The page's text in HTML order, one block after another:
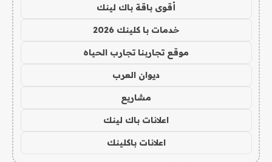
أقوى باقة باك لينك
خدمات با كلينك 2026
موقع تجاربنا تجارب الحياه
ديوان العرب
مشاريع
اعلانات باك لينك
اعلانات باكلينك